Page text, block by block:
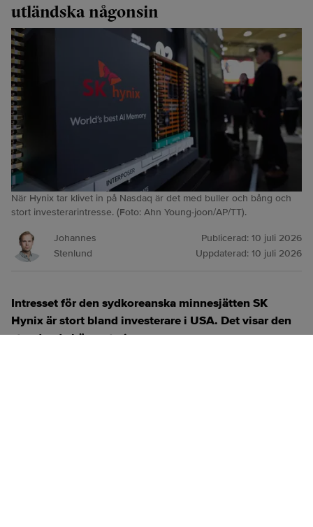
utländska någonsin
När Hynix tar klivet in på Nasdaq är det med buller och bång och
stort investerarintresse. (Foto: Ahn Young-joon/AP/TT).
Johannes
Stenlund
Publicerad: 10 juli 2026
Uppdaterad: 10 juli 2026
Intresset för den sydkoreanska minnesjätten SK
Hynix är stort bland investerare i USA. Det visar den
stundande börsnoteringen.